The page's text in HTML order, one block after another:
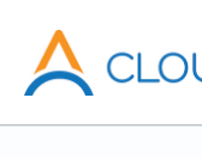
ン
ツ
ス